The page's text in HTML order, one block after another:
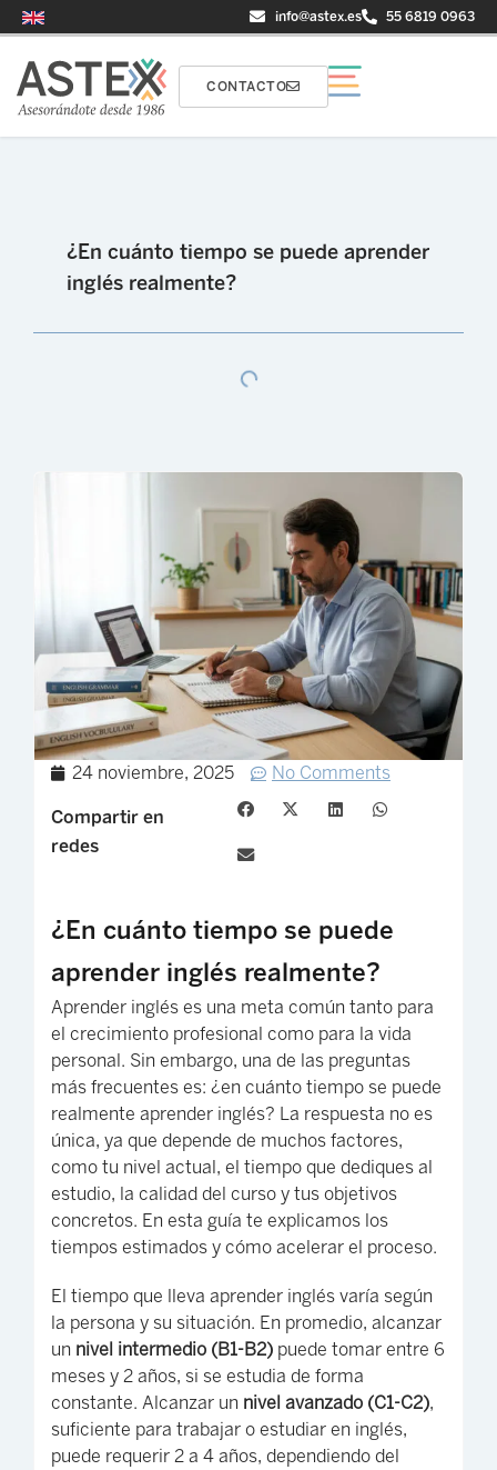
info@astex.es 55 6819 0963
CONTACTO
¿En cuánto tiempo se puede aprender
inglés realmente?
24 noviembre, 2025 No Comments
Compartir en
redes
¿En cuánto tiempo se puede
aprender inglés realmente?
Aprender inglés es una meta común tanto para
el crecimiento profesional como para la vida
personal. Sin embargo, una de las preguntas
más frecuentes es: ¿en cuánto tiempo se puede
realmente aprender inglés? La respuesta no es
única, ya que depende de muchos factores,
como tu nivel actual, el tiempo que dediques al
estudio, la calidad del curso y tus objetivos
concretos. En esta guía te explicamos los
tiempos estimados y cómo acelerar el proceso.
El tiempo que lleva aprender inglés varía según
la persona y su situación. En promedio, alcanzar
un nivel intermedio (B1-B2) puede tomar entre 6
meses y 2 años, si se estudia de forma
constante. Alcanzar un nivel avanzado (C1-C2),
suficiente para trabajar o estudiar en inglés,
puede requerir 2 a 4 años, dependiendo del